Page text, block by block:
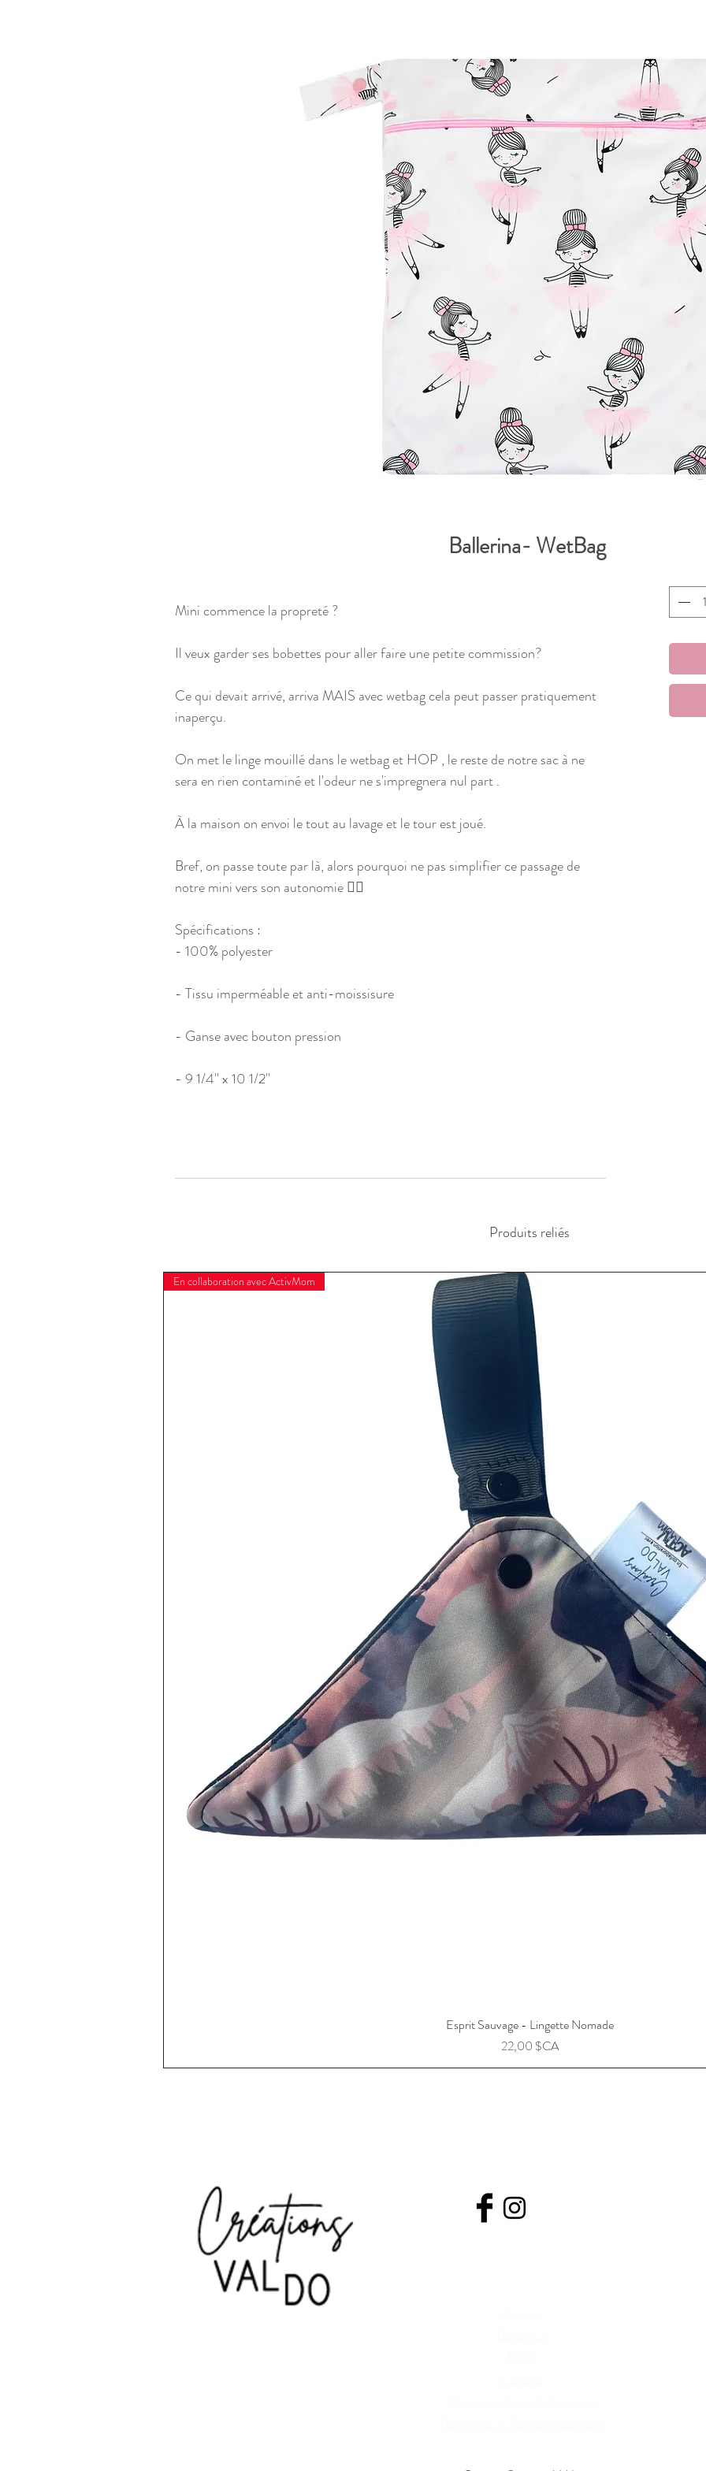
Ballerina- WetBag
Mini commence la propreté ?
Il veux garder ses bobettes pour aller faire une petite commission?
Ce qui devait arrivé, arriva MAIS avec wetbag cela peut passer pratiquement
inaperçu.
On met le linge mouillé dans le wetbag et HOP , le reste de notre sac à ne
sera en rien contaminé et l'odeur ne s'impregnera nul part .
À la maison on envoi le tout au lavage et le tour est joué.
Bref, on passe toute par là, alors pourquoi ne pas simplifier ce passage de
notre mini vers son autonomie 🤷‍♀️
Spécifications :
- 100% polyester
- Tissu imperméable et anti-moissisure
- Ganse avec bouton pression
- 9 1/4'' x 10 1/2''
Produits reliés
En collaboration avec ActivMom
Esprit Sauvage - Lingette Nomade
Prix
22,00 $CA